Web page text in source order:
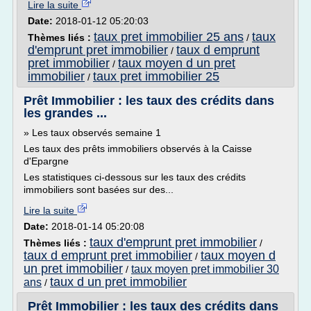
Lire la suite
Date: 2018-01-12 05:20:03
Thèmes liés : taux pret immobilier 25 ans / taux
d'emprunt pret immobilier / taux d emprunt
pret immobilier / taux moyen d un pret
immobilier / taux pret immobilier 25
Prêt Immobilier : les taux des crédits dans
les grandes ...
» Les taux observés semaine 1
Les taux des prêts immobiliers observés à la Caisse
d'Epargne
Les statistiques ci-dessous sur les taux des crédits
immobiliers sont basées sur des...
Lire la suite
Date: 2018-01-14 05:20:08
Thèmes liés : taux d'emprunt pret immobilier /
taux d emprunt pret immobilier / taux moyen d
un pret immobilier / taux moyen pret immobilier 30
ans / taux d un pret immobilier
Prêt Immobilier : les taux des crédits dans